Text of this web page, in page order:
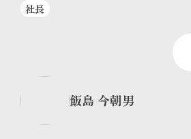
社長
飯島 今朝男